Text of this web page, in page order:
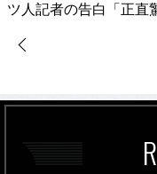
ツ人記者の告白「正直